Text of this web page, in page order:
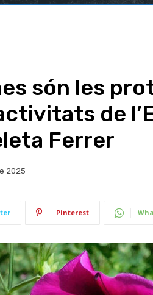
són les
de
Ferrer
2025
Pinterest